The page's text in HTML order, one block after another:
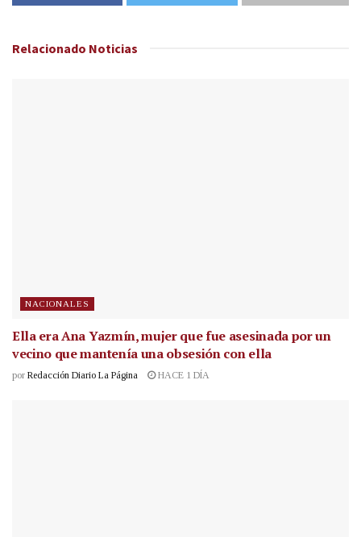
Relacionado Noticias
NACIONALES
Ella era Ana Yazmín, mujer que fue asesinada por un
vecino que mantenía una obsesión con ella
por Redacción Diario La Página HACE 1 DÍA